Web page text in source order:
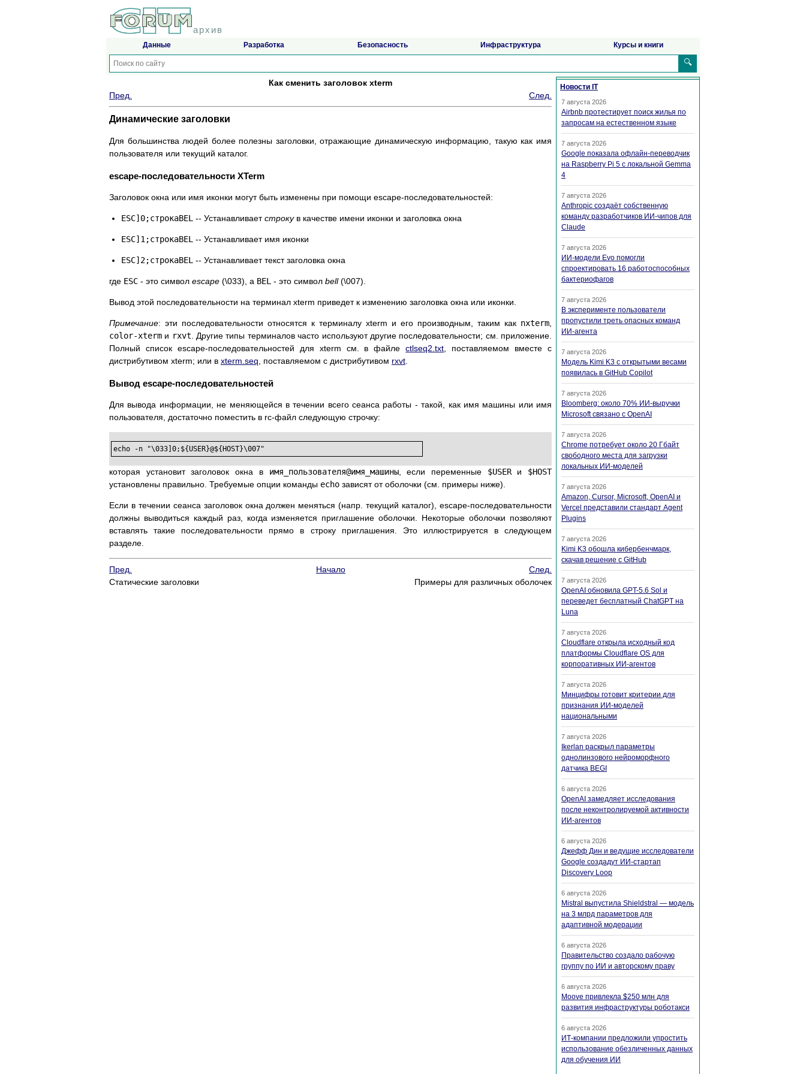
архив
Данные Разработка Безопасность Инфраструктура Курсы и книги
🔍
Как сменить заголовок xterm
Пред.
След.
Динамические заголовки
Для большинства людей более полезны заголовки, отражающие динамическую информацию, такую как имя
пользователя или текущий каталог.
escape-последовательности XTerm
Заголовок окна или имя иконки могут быть изменены при помощи escape-последовательностей:
ESC]0;строкаBEL -- Устанавливаетстрокув качестве имени иконки и заголовка окна
ESC]1;строкаBEL -- Устанавливает имя иконки
ESC]2;строкаBEL -- Устанавливает текст заголовка окна
где ESC - это символ escape (\033), а BEL - это символ bell(\007).
Вывод этой последовательности на терминал xterm приведет к изменению заголовка окна или иконки.
Примечание: эти последовательности относятся к терминалу xterm и его производным, таким как nxterm
color-xterm и rxvt . Другие типы терминалов часто используют другие последовательности; см. приложение.
Полный список escape-последовательностей для xterm см. в файлеctlseq2.txt , поставляемом вместе с
дистрибутивом xterm; или в xterm.seq , поставляемом с дистрибутивом rxvt
Вывод escape-последовательностей
Для вывода информации, не меняющейся в течении всего сеанса работы - такой, как имя машины или имя
пользователя, достаточно поместить в rc-файл следующую строчку:
echo -n "\033]0;${USER}@${HOST}\007"
которая установит заголовок окна в имя_пользователя@имя_машины, если переменные $USERи $HOST
установлены правильно. Требуемые опции команды echo зависят от оболочки (см. примеры ниже).
Если в течении сеанса заголовок окна должен меняться (напр. текущий каталог), escape-последовательности
должны выводиться каждый раз, когда изменяется приглашение оболочки. Некоторые оболочки позволяют
вставлять такие последовательности прямо в строку приглашения. Это иллюстрируется в следующем
разделе.
Пред. Начало
След.
Статические заголовки
Примеры для различных оболочек
Новости IT
7 августа 2026
Airbnb протестирует поиск жилья по
запросам на естественном языке
7 августа 2026
Google показала офлайн-переводчик
на Raspberry Pi 5 с локальной Gemma
4
7 августа 2026
Anthropic создаёт собственную
команду разработчиков ИИ-чипов для
Claude
7 августа 2026
ИИ-модели Evo помогли
спроектировать 16 работоспособных
бактериофагов
7 августа 2026
В эксперименте пользователи
пропустили треть опасных команд
ИИ-агента
7 августа 2026
Модель Kimi K3 с открытыми весами
появилась в GitHub Copilot
7 августа 2026
Bloomberg: около 70% ИИ-выручки
Microsoft связано с OpenAI
7 августа 2026
Chrome потребует около 20 Гбайт
свободного места для загрузки
локальных ИИ-моделей
7 августа 2026
Amazon, Cursor, Microsoft, OpenAI и
Vercel представили стандарт Agent
Plugins
7 августа 2026
Kimi K3 обошла кибербенчмарк,
скачав решение с GitHub
7 августа 2026
OpenAI обновила GPT-5.6 Sol и
переведет бесплатный ChatGPT на
Luna
7 августа 2026
Cloudflare открыла исходный код
платформы Cloudflare OS для
корпоративных ИИ-агентов
7 августа 2026
Минцифры готовит критерии для
признания ИИ-моделей
национальными
7 августа 2026
Ikerlan раскрыл параметры
однолинзового нейроморфного
датчика BEGI
6 августа 2026
OpenAI замедляет исследования
после неконтролируемой активности
ИИ-агентов
6 августа 2026
Джефф Дин и ведущие исследователи
Google создадут ИИ-стартап
Discovery Loop
6 августа 2026
Mistral выпустила Shieldstral — модель
на 3 млрд параметров для
адаптивной модерации
6 августа 2026
Правительство создало рабочую
группу по ИИ и авторскому праву
6 августа 2026
Moove привлекла $250 млн для
развития инфраструктуры роботакси
6 августа 2026
ИТ-компании предложили упростить
использование обезличенных данных
для обучения ИИ